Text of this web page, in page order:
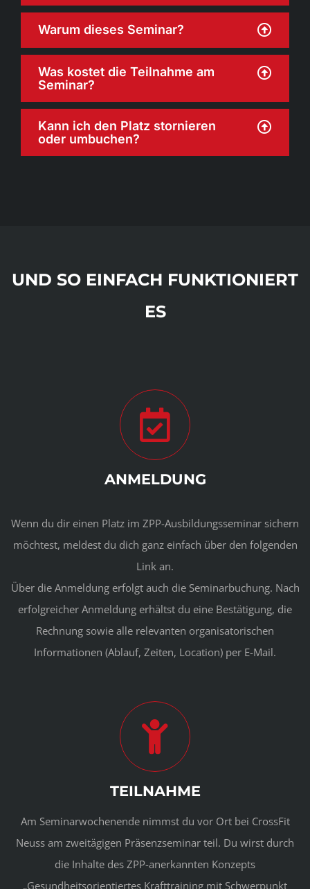
Warum dieses Seminar?
Was kostet die Teilnahme am
Seminar?
Kann ich den Platz stornieren
oder umbuchen?
UND SO EINFACH FUNKTIONIERT
ES
ANMELDUNG
Wenn du dir einen Platz im ZPP-Ausbildungsseminar sichern
möchtest, meldest du dich ganz einfach über den folgenden
Link an.
Über die Anmeldung erfolgt auch die Seminarbuchung. Nach
erfolgreicher Anmeldung erhältst du eine Bestätigung, die
Rechnung sowie alle relevanten organisatorischen
Informationen (Ablauf, Zeiten, Location) per E-Mail.
TEILNAHME
Am Seminarwochenende nimmst du vor Ort bei CrossFit
Neuss am zweitägigen Präsenzseminar teil. Du wirst durch
die Inhalte des ZPP-anerkannten Konzepts
„Gesundheitsorientiertes Krafttraining mit Schwerpunkt